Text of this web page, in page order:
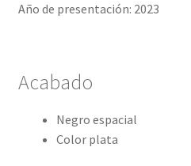
Año de presentación: 2023
Acabado
Negro espacial
Color plata